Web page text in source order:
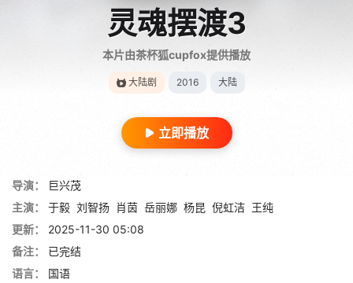
灵魂摆渡3
本片由茶杯狐cupfox提供播放
大陆剧 2016 大陆
立即播放
导演：
巨兴茂
主演：
于毅 刘智扬 肖茵 岳丽娜 杨昆 倪虹洁 王纯
更新：
2025-11-30 05:08
备注：
已完结
语言：
国语